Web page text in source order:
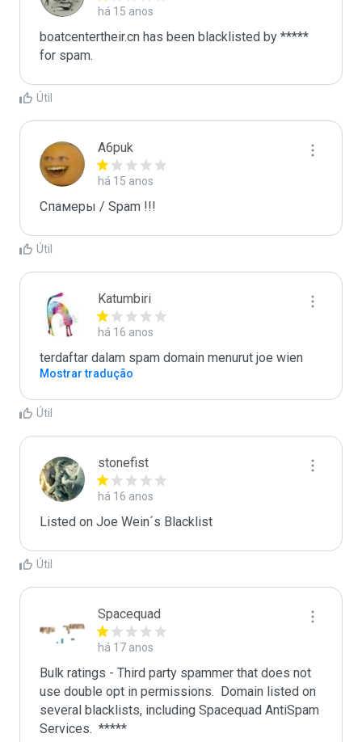
há 15 anos
boatcentertheir.cn has been blacklisted by *****
for spam.
Útil
A6puk
há 15 anos
Спамеры / Spam !!!
Útil
Katumbiri
há 16 anos
terdaftar dalam spam domain menurut joe wien
Mostrar tradução
Útil
stonefist
há 16 anos
Listed on Joe Wein´s Blacklist
Útil
Spacequad
há 17 anos
Bulk ratings - Third party spammer that does not
use double opt in permissions.  Domain listed on
several blacklists, including Spacequad AntiSpam